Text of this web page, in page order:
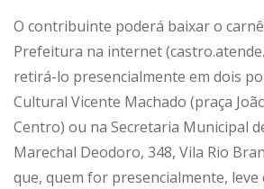
O contribuinte poderá baixar o
Prefeitura na internet
retirá-lo presencialmente em dois
Cultural Vicente Machado (praça
Centro) ou na Secretaria Municipal
Marechal Deodoro, 348, Vila Rio
que, quem for presencialmente, leve